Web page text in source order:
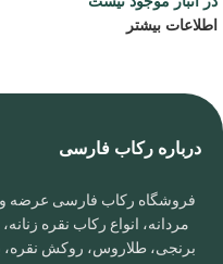
اطلاعات بیشتر
درباره رکاب فارسی
فروشگاه رکاب فارسی عرضه و
مردانه، انواع رکاب نقره
برنجی، طلاروس، روکش